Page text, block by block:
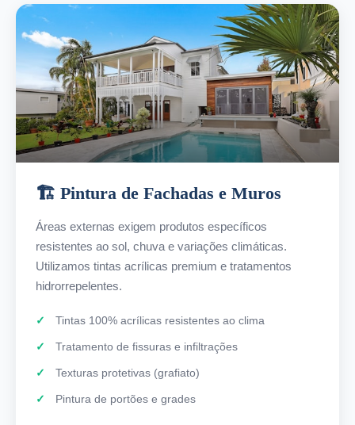
🏗️ Pintura de Fachadas e Muros
Áreas externas exigem produtos específicos
resistentes ao sol, chuva e variações climáticas.
Utilizamos tintas acrílicas premium e tratamentos
hidrorrepelentes.
Tintas 100% acrílicas resistentes ao clima
Tratamento de fissuras e infiltrações
Texturas protetivas (grafiato)
Pintura de portões e grades